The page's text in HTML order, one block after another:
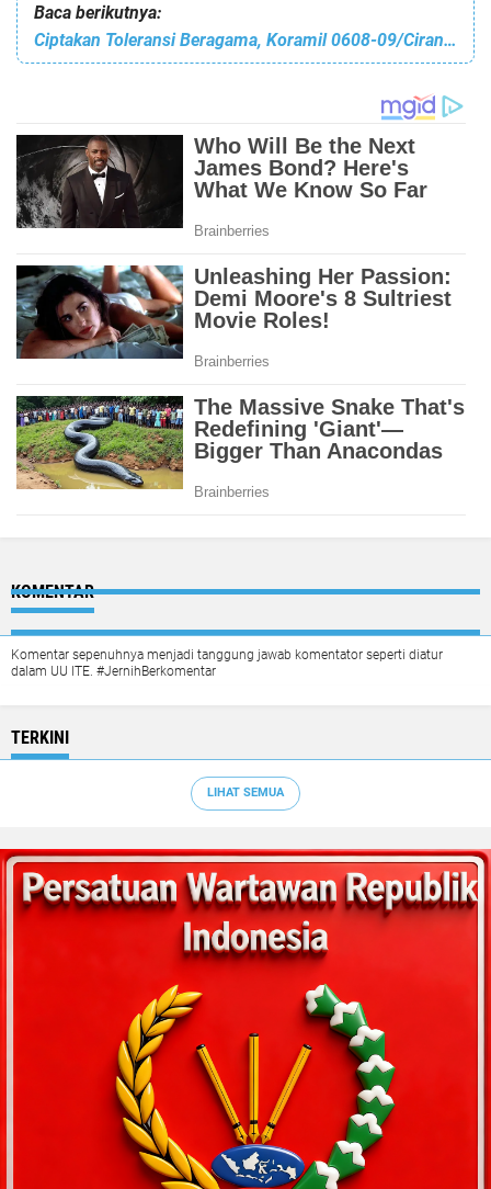
Baca berikutnya:
Ciptakan Toleransi Beragama, Koramil 0608-09/Ciranjang Bantu Bersihkan Gereja
KOMENTAR
Komentar sepenuhnya menjadi tanggung jawab komentator seperti diatur
dalam UU ITE. #JernihBerkomentar
TERKINI
LIHAT SEMUA